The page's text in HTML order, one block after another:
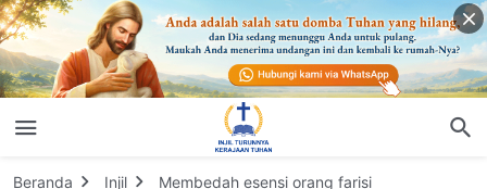
Beranda Injil Membedah esensi orang farisi